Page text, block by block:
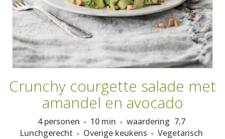
Crunchy courgette salade met
amandel en avocado
4 personen 10 min waardering 7,7
Lunchgerecht
Overige keukens Vegetarisch